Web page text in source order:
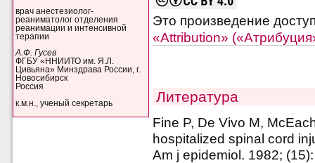
врач анестезиолог-
реаниматолог отделения
реанимации и интенсивной
терапии
А.Ф. Гусев
ФГБУ «ННИИТО им. Я.Л.
Цивьяна» Минздрава России, г.
Новосибирск
Россия
к.м.н., ученый секретарь
Это произведение
«Attribution»
Литература
Fine P, De Vivo M,
hospitalized spinal cord
Am j epidemiol. 1982;